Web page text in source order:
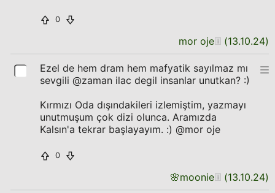
0
mor oje (13.10.24)
Ezel de hem dram hem mafyatik sayılmaz mı
sevgili @zaman ilac degil insanlar unutkan? :)
Kırmızı Oda dışındakileri izlemiştim, yazmayı
unutmuşum çok dizi olunca. Aramızda
Kalsın'a tekrar başlayayım. :) @mor oje
0
🌸moonie (13.10.24)